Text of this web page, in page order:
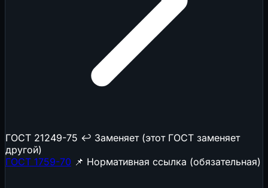
ГОСТ 21249-75 ↩️ Заменяет (этот ГОСТ заменяет
другой)
ГОСТ 1759-70 📌 Нормативная ссылка (обязательная)